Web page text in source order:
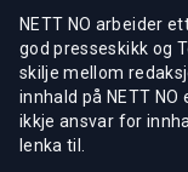
NETT NO arbeider
god presseskikk og
skilje mellom
innhald på NETT
ikkje ansvar for
lenka til.